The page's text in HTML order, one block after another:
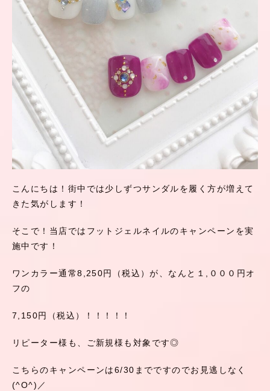
こんにちは！街中では少しずつサンダルを履く方が増えて
きた気がします！
そこで！当店ではフットジェルネイルのキャンペーンを実
施中です！
ワンカラー通常8,250円（税込）が、なんと１,０００円オ
フの
7,150円（税込）！！！！！
リピーター様も、ご新規様も対象です◎
こちらのキャンペーンは6/30までですのでお見逃しなく
(^O^)／